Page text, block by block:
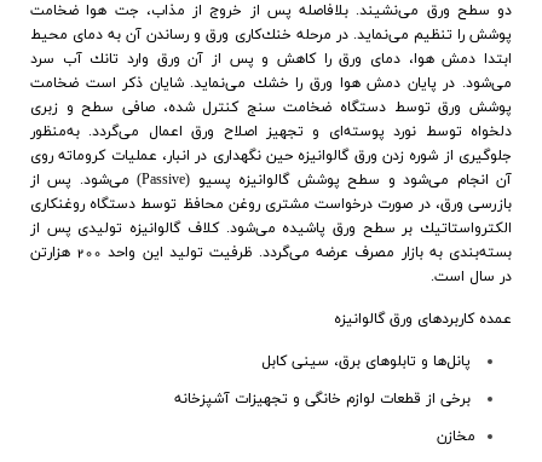
دو سطح ورق مي‌نشيند. بلافاصله پس از خروج از مذاب، جت هوا ضخامت
پوشش را تنظيم مي‌نمايد. در مرحله خنك‌كاري ورق و رساندن آن به دماي محيط
ابتدا دمش هوا، دماي ورق را كاهش و پس از آن ورق وارد تانك آب سرد
مي‌شود. در پايان دمش هوا ورق را خشك مي‌نمايد. شايان ذكر است ضخامت
پوشش ورق توسط دستگاه ضخامت سنج كنترل شده، صافي سطح و زبري
دلخواه توسط نورد پوسته‌اي و تجهيز اصلاح ورق اعمال مي‌گردد. به‌منظور
جلوگيري از شوره زدن ورق گالوانيزه حين نگهداري در انبار، عمليات كروماته روي
آن انجام مي‌شود و سطح پوشش گالوانيزه پسيو (Passive) مي‌شود. پس از
بازرسي ورق، در صورت درخواست مشتري روغن محافظ توسط دستگاه روغنكاري
الكترواستاتيك بر سطح ورق پاشيده مي‌شود. كلاف گالوانيزه توليدي پس از
بسته‌بندي به بازار مصرف عرضه مي‌گردد. ظرفيت توليد اين واحد 200 هزارتن
در سال است.
عمده كاربردهاي ورق گالوانيزه
پانل‌ها و تابلوهاي برق، سيني كابل
برخي از قطعات لوازم خانگي و تجهيزات آشپزخانه
مخازن